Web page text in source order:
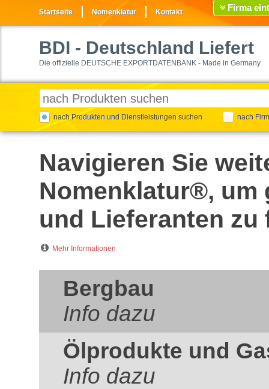
Startseite Nomenklatur Kontakt Firma
BDI - Deutschland Liefert
Die offizielle DEUTSCHE EXPORTDATENBANK - Made in Germany
nach Produkten und Dienstleistungen suchen nach
Navigieren Sie
Nomenklatur®, um
und Lieferanten zu
Mehr Informationen
Bergbau
Info dazu
Ölprodukte und
Info dazu